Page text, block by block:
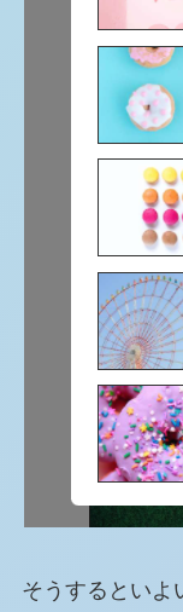
そうするといよ